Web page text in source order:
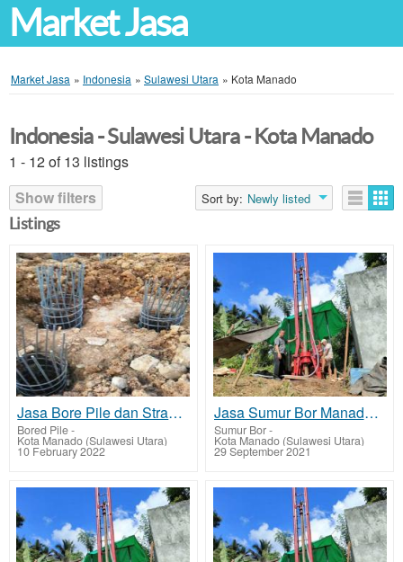
Market Jasa
Market Jasa » Indonesia » Sulawesi Utara » Kota Manado
Indonesia - Sulawesi Utara - Kota Manado
1 - 12 of 13 listings
Show filters
Sort by: Newly listed
Listings
Jasa Bore Pile dan Strauss Pile Manado
Bored Pile-
Kota Manado (Sulawesi Utara)
10 February 2022
Jasa Sumur Bor Manado biaya murah
Sumur Bor-
Kota Manado (Sulawesi Utara)
29 September 2021